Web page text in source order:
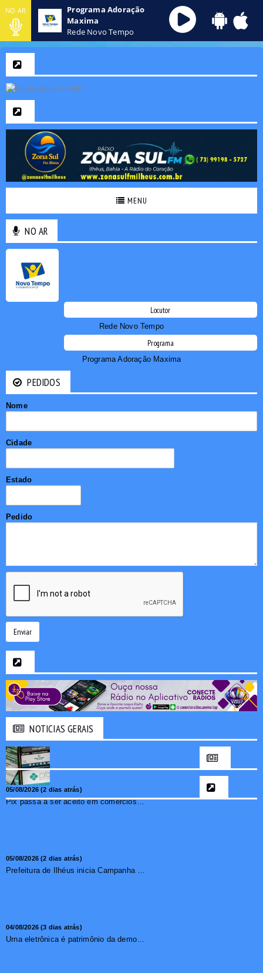
NO AR
Programa Adoração
Maxima
Rede Novo Tempo
MENU
NO AR
Locutor
Rede Novo Tempo
Programa
Programa Adoração Maxima
PEDIDOS
Nome
Cidade
Estado
Pedido
Enviar
NOTICIAS GERAIS
05/08/2026 (2 dias atrás)
Pix passa a ser aceito em comércios de oito países e amplia opções de pagamento para brasileiros no exterior
05/08/2026 (2 dias atrás)
04/08/2026 (3 dias atrás)